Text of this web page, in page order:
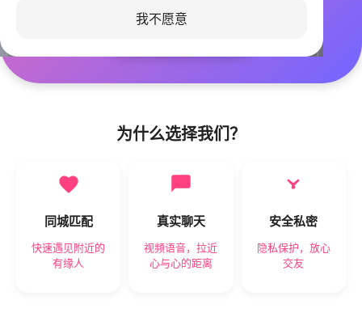
我不愿意
立即下载
为什么选择我们？
同城匹配
快速遇见附近的
有缘人
真实聊天
视频语音，拉近
心与心的距离
安全私密
隐私保护，放心
交友